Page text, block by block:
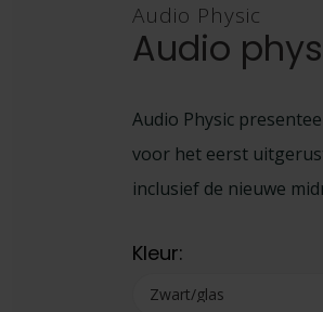
Audio Physic
Audio
Audio Physic
voor het eerst
inclusief de nieuwe
Kleur: